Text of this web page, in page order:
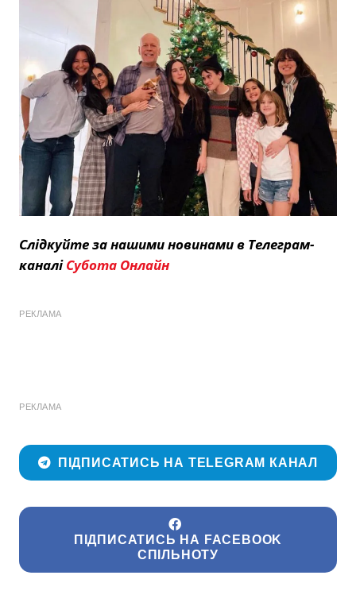
Слідкуйте за нашими новинами в Телеграм-
каналіСубота Онлайн
РЕКЛАМА
РЕКЛАМА
ПІДПИСАТИСЬ НА TELEGRAM КАНАЛ
ПІДПИСАТИСЬ НА FACEBOOK
СПІЛЬНОТУ